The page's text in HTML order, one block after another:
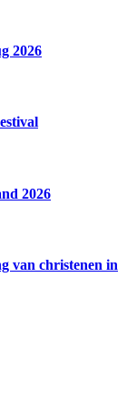
2026
2026
van christenen in